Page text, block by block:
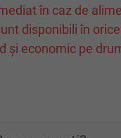
în caz de
disponibili în
și economic pe